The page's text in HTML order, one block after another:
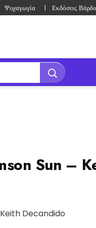
Ψυχαγωγία Εκδόσεις
Sun –
Decandido